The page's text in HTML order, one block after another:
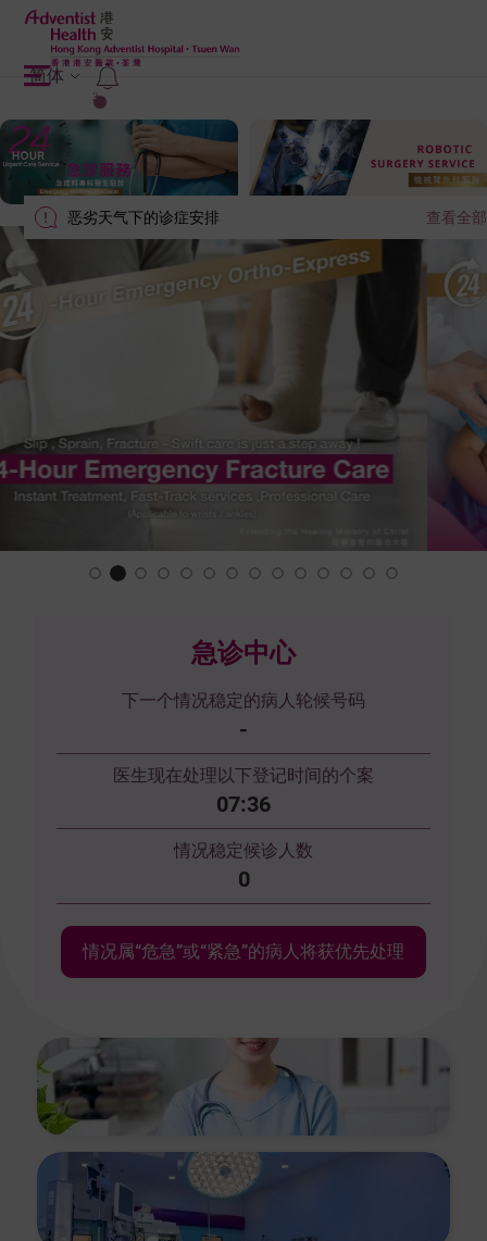
2
简体
恶劣天气下的诊症安排
查看全部
Slide 2 of 14.
急诊中心
下一个情况稳定的病人轮候号码
-
医生现在处理以下登记时间的个案
07:36
情况稳定候诊人数
0
情况属“危急”或“紧急”的病人将获优先处理
医疗服务